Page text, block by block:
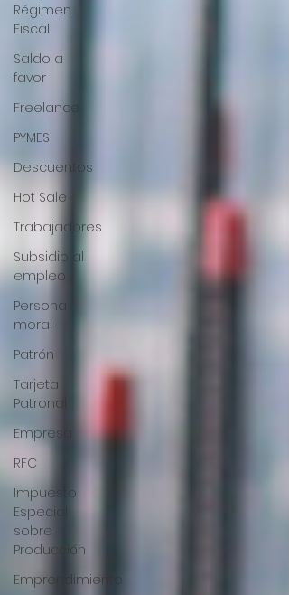
Régimen
Fiscal
Saldo a
favor
Freelance
PYMES
Descuentos
Hot Sale
Trabajadores
Subsidio al
empleo
Persona
moral
Patrón
Tarjeta
Patronal
Empresa
RFC
Impuesto
Especial
sobre
Producción
Emprendimiento